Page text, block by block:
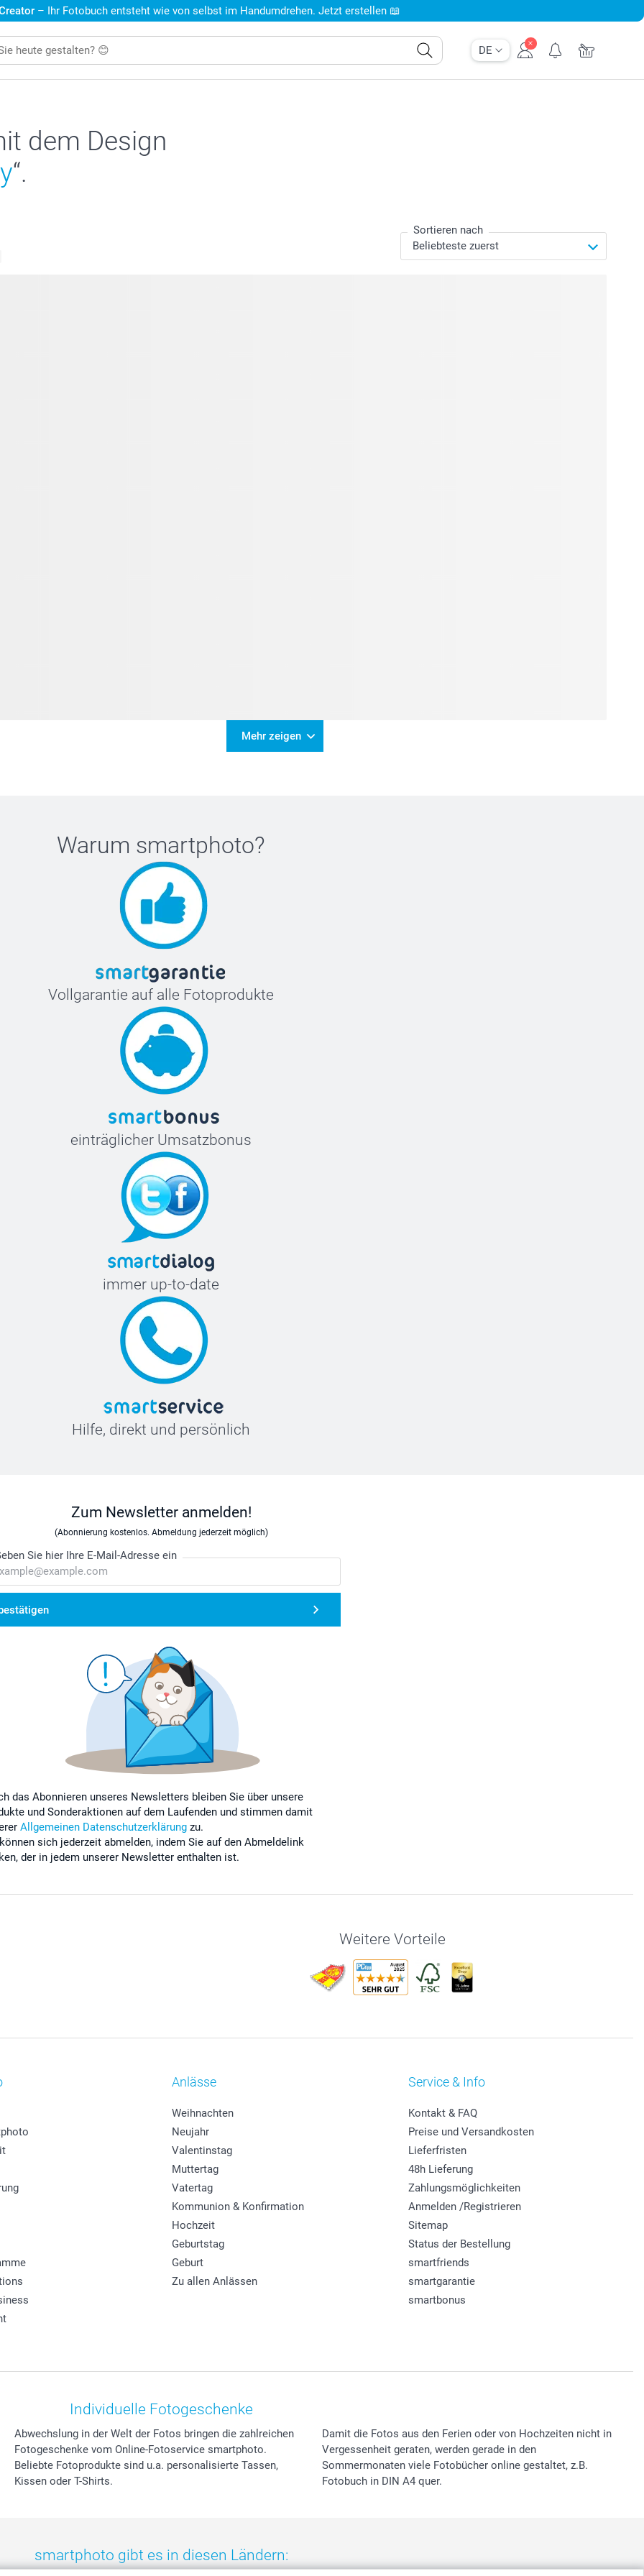
DE
– Ihr Fotobuch entsteht wie von selbst im Handumdrehen. Jetzt erstellen 📖
dem Design
“.
Sortieren nach
Mehr zeigen
Warum smartphoto?
Vollgarantie auf alle Fotoprodukte
einträglicher Umsatzbonus
immer up-to-date
Hilfe, direkt und persönlich
Zum Newsletter anmelden!
(Abonnierung kostenlos. Abmeldung jederzeit möglich)
Sie hier Ihre E-Mail-Adresse ein
das Abonnieren unseres Newsletters bleiben Sie über unsere
und Sonderaktionen auf dem Laufenden und stimmen damit
Allgemeinen Datenschutzerklärung zu.
sich jederzeit abmelden, indem Sie auf den Abmeldelink
der in jedem unserer Newsletter enthalten ist.
Weitere Vorteile
Anlässe
Weihnachten
Neujahr
Valentinstag
Muttertag
Vatertag
Kommunion & Konfirmation
Hochzeit
Geburtstag
Geburt
Zu allen Anlässen
Service & Info
Kontakt & FAQ
Preise und Versandkosten
Lieferfristen
48h Lieferung
Zahlungsmöglichkeiten
Anmelden /Registrieren
Sitemap
Status der Bestellung
smartfriends
smartgarantie
smartbonus
Individuelle Fotogeschenke
Abwechslung in der Welt der Fotos bringen die zahlreichen
Fotogeschenke vom Online-Fotoservice smartphoto.
Beliebte Fotoprodukte sind u.a. personalisierte Tassen,
Kissen oder T-Shirts.
Damit die Fotos aus den Ferien oder von Hochzeiten nicht in
Vergessenheit geraten, werden gerade in den
Sommermonaten viele Fotobücher online gestaltet, z.B.
Fotobuch in DIN A4 quer.
smartphoto gibt es in diesen Ländern: